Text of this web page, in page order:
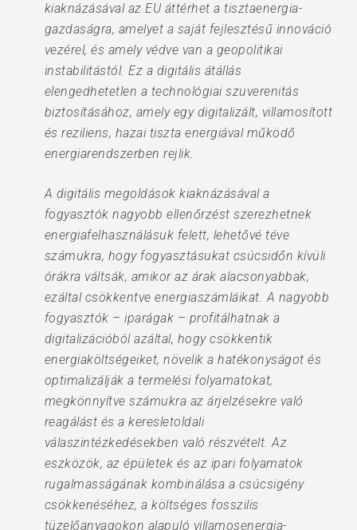
kiaknázásával az EU áttérhet a tisztaenergia-
gazdaságra, amelyet a saját fejlesztésű innováció
vezérel, és amely védve van a geopolitikai
instabilitástól. Ez a digitális átállás
elengedhetetlen a technológiai szuverenitás
biztosításához, amely egy digitalizált, villamosított
és reziliens, hazai tiszta energiával működő
energiarendszerben rejlik.
A digitális megoldások kiaknázásával a
fogyasztók nagyobb ellenőrzést szerezhetnek
energiafelhasználásuk felett, lehetővé téve
számukra, hogy fogyasztásukat csúcsidőn kívüli
órákra váltsák, amikor az árak alacsonyabbak,
ezáltal csökkentve energiaszámláikat. A nagyobb
fogyasztók – iparágak – profitálhatnak a
digitalizációból azáltal, hogy csökkentik
energiaköltségeiket, növelik a hatékonyságot és
optimalizálják a termelési folyamatokat,
megkönnyítve számukra az árjelzésekre való
reagálást és a keresletoldali
válaszintézkedésekben való részvételt. Az
eszközök, az épületek és az ipari folyamatok
rugalmasságának kombinálása a csúcsigény
csökkenéséhez, a költséges fosszilis
tüzelőanyagokon alapuló villamosenergia-